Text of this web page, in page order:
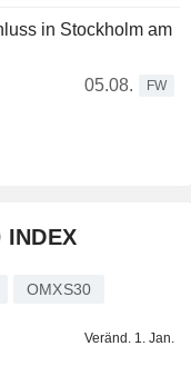
in Stockholm am
05.08.
FW
INDEX
OMXS30
Veränd. 1. Jan.